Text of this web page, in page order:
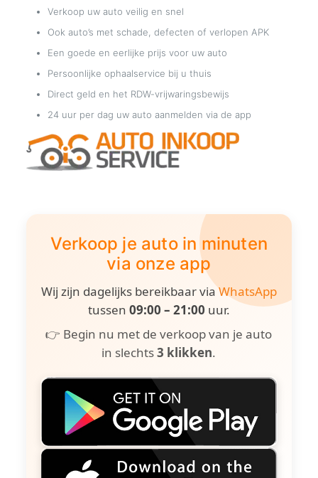
Verkoop uw auto veilig en snel
Ook auto’s met schade, defecten of verlopen APK
Een goede en eerlijke prijs voor uw auto
Persoonlijke ophaalservice bij u thuis
Direct geld en het RDW-vrijwaringsbewijs
24 uur per dag uw auto aanmelden via de app
Verkoop je auto in minuten
via onze app
Wij zijn dagelijks bereikbaar viaWhatsApp
tussen 09:00 – 21:00 uur.
👉 Begin nu met de verkoop van je auto
in slechts3 klikken.